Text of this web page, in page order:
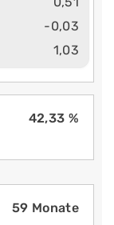
-0,03
1,03
42,33 %
59 Monate